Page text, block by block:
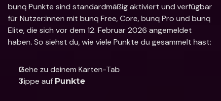
bunq Punkte sind standardmäßig aktiviert und verfügbar
für Nutzer:innen mit bunq Free, Core, bunq Pro und bunq
Elite, die sich vor dem 12. Februar 2026 angemeldet
haben. So siehst du, wie viele Punkte du gesammelt hast:
Gehe zu deinem Karten-Tab
Tippe auf Punkte